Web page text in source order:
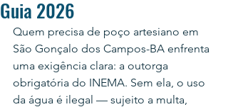
Guia 2026
Quem precisa de poço artesiano em
São Gonçalo dos Campos-BA enfrenta
uma exigência clara: a outorga
obrigatória do INEMA. Sem ela, o uso
da água é ilegal — sujeito a multa,